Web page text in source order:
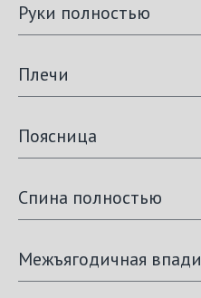
Руки полностью
Плечи
Поясница
Спина полностью
Межъягодичная